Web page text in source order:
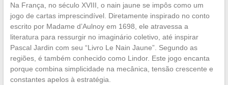
Na França, no século XVIII, o nain jaune se impôs como um
jogo de cartas imprescindível. Diretamente inspirado no conto
escrito por Madame d’Aulnoy em 1698, ele atravessa a
literatura para ressurgir no imaginário coletivo, até inspirar
Pascal Jardin com seu “Livro Le Nain Jaune”. Segundo as
regiões, é também conhecido como Lindor. Este jogo encanta
porque combina simplicidade na mecânica, tensão crescente e
constantes apelos à estratégia.